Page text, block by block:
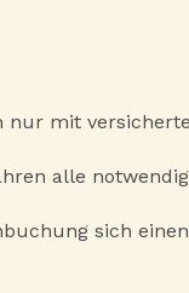
nur mit
alle
sich